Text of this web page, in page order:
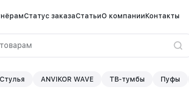
Статус заказаСтатьиО компанииКонтакты
Стулья ANVIKOR WAVE ТВ-тумбы Пуфы